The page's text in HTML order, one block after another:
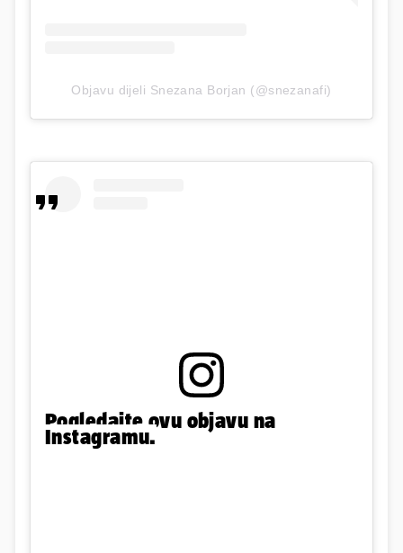
Objavu dijeli Snezana Borjan (@snezanafi)
Pogledajte ovu objavu na
Instagramu.